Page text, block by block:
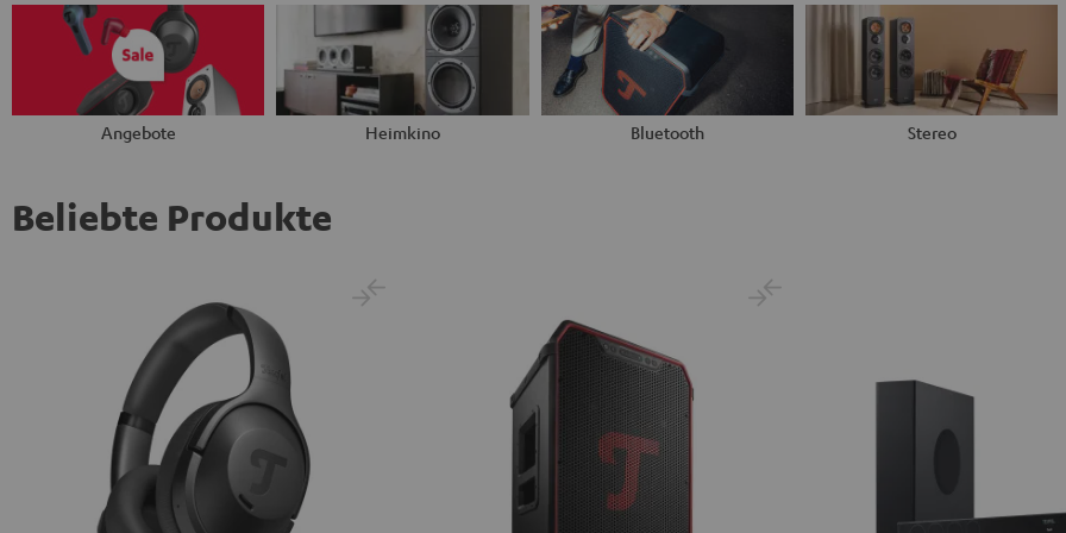
Angebote Heimkino Bluetooth Stereo
Beliebte Produkte